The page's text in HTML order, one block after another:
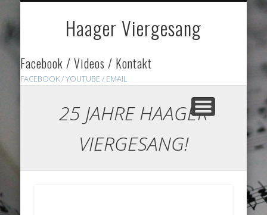
Haager Viergesang
Facebook / Videos / Kontakt
FACEBOOK /YOUTUBE / EMAIL
25 JAHRE HAAGER
VIERGESANG!